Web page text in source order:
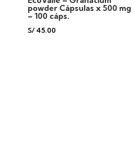
powder Cápsulas x 500 mg
– 100 cáps.
S/45.00